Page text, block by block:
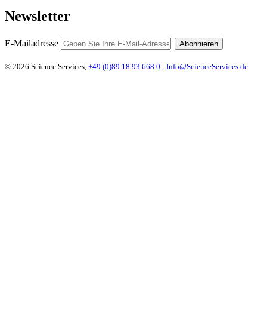
Newsletter
E-Mailadresse Abonnieren
© 2026 Science Services, +49 (0)89 18 93 668 0 - Info@ScienceServices.de